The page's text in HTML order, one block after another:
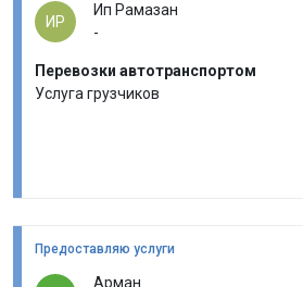
ИР
Ип Рамазан
-
Перевозки автотранспортом
Услуга грузчиков
Предоставляю услуги
Арман